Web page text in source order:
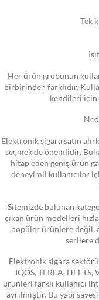
Tek
Her ürün grubunun
birbirinden farklıdır.
kendileri için
Elektronik sigara satın
seçmek de önemlidir.
hitap eden geniş ürün
deneyimli kullanıcılar
Sitemizde bulunan
çıkan ürün modelleri
popüler ürünlere değil,
serilere
Elektronik sigara
IQOS, TEREA,
ürünleri farklı kullanıcı
ayrılmıştır. Bu yapı